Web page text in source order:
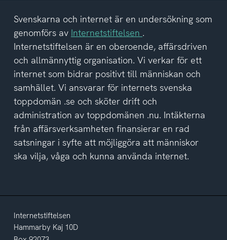
del
av
integritetspolicyn
Svenskarna och internet är en undersökning som
genomförs av Internetstiftelsen .
Internetstiftelsen är en oberoende, affärsdriven
och allmännyttig organisation. Vi verkar för ett
internet som bidrar positivt till människan och
samhället. Vi ansvarar för internets svenska
toppdomän .se och sköter drift och
administration av toppdomänen .nu. Intäkterna
från affärsverksamheten finansierar en rad
satsningar i syfte att möjliggöra att människor
ska vilja, våga och kunna använda internet.
Internetstiftelsen
Hammarby Kaj 10D